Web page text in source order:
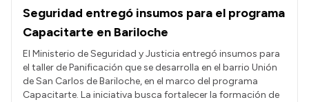
Seguridad entregó insumos para el programa
Capacitarte en Bariloche
El Ministerio de Seguridad y Justicia entregó insumos para
el taller de Panificación que se desarrolla en el barrio Unión
de San Carlos de Bariloche, en el marco del programa
Capacitarte. La iniciativa busca fortalecer la formación de